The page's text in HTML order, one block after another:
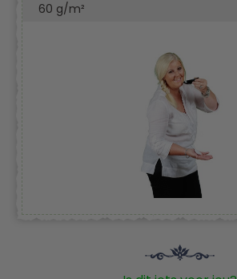
60 g/m²